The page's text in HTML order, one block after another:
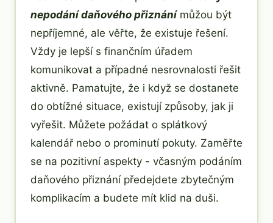
nepodání daňového přiznánímůžou být
nepříjemné, ale věřte, že existuje řešení.
Vždy je lepší s finančním úřadem
komunikovat a případné nesrovnalosti řešit
aktivně. Pamatujte, že i když se dostanete
do obtížné situace, existují způsoby, jak ji
vyřešit. Můžete požádat o splátkový
kalendář nebo o prominutí pokuty. Zaměřte
se na pozitivní aspekty - včasným podáním
daňového přiznání předejdete zbytečným
komplikacím a budete mít klid na duši.